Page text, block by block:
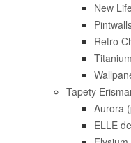
New
Retro
Tapety
Aurora
ELLE